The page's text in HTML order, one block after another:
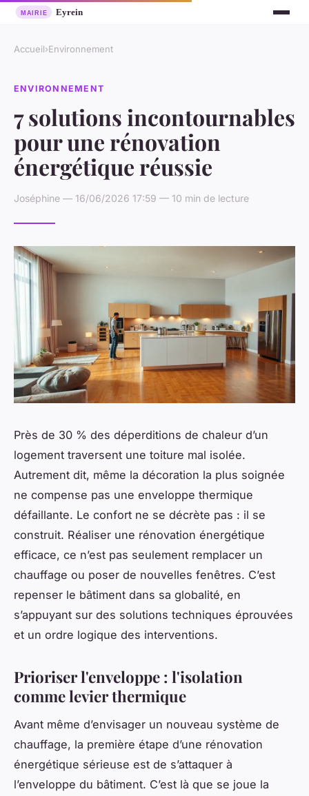
Accueil›Environnement
ENVIRONNEMENT
7 solutions incontournables
pour une rénovation
énergétique réussie
Joséphine — 16/06/2026 17:59 — 10 min de lecture
Près de 30 % des déperditions de chaleur d’un
logement traversent une toiture mal isolée.
Autrement dit, même la décoration la plus soignée
ne compense pas une enveloppe thermique
défaillante. Le confort ne se décrète pas : il se
construit. Réaliser une rénovation énergétique
efficace, ce n’est pas seulement remplacer un
chauffage ou poser de nouvelles fenêtres. C’est
repenser le bâtiment dans sa globalité, en
s’appuyant sur des solutions techniques éprouvées
et un ordre logique des interventions.
Prioriser l'enveloppe : l'isolation
comme levier thermique
Avant même d’envisager un nouveau système de
chauffage, la première étape d’une rénovation
énergétique sérieuse est de s’attaquer à
l’enveloppe du bâtiment. C’est là que se joue la